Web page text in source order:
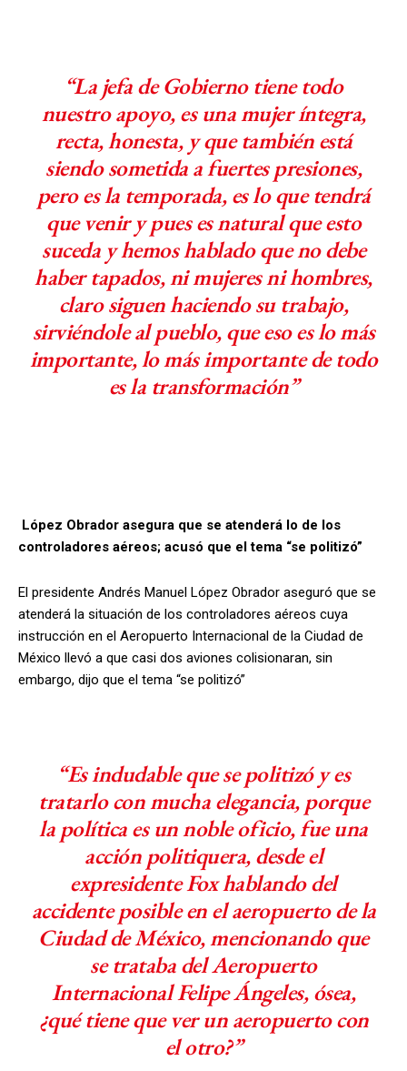
“La jefa de Gobierno tiene todo
nuestro apoyo, es una mujer íntegra,
recta, honesta, y que también está
siendo sometida a fuertes presiones,
pero es la temporada, es lo que tendrá
que venir y pues es natural que esto
suceda y hemos hablado que no debe
haber tapados, ni mujeres ni hombres,
claro siguen haciendo su trabajo,
sirviéndole al pueblo, que eso es lo más
importante, lo más importante de todo
es la transformación”
López Obrador asegura que se atenderá lo de los
controladores aéreos; acusó que el tema “se politizó”
El presidente Andrés Manuel López Obrador aseguró que se
atenderá la situación de los controladores aéreos cuya
instrucción en el Aeropuerto Internacional de la Ciudad de
México llevó a que casi dos aviones colisionaran, sin
embargo, dijo que el tema “se politizó”
“Es indudable que se politizó y es
tratarlo con mucha elegancia, porque
la política es un noble oficio, fue una
acción politiquera, desde el
expresidente Fox hablando del
accidente posible en el aeropuerto de la
Ciudad de México, mencionando que
se trataba del Aeropuerto
Internacional Felipe Ángeles, ósea,
¿qué tiene que ver un aeropuerto con
el otro?”